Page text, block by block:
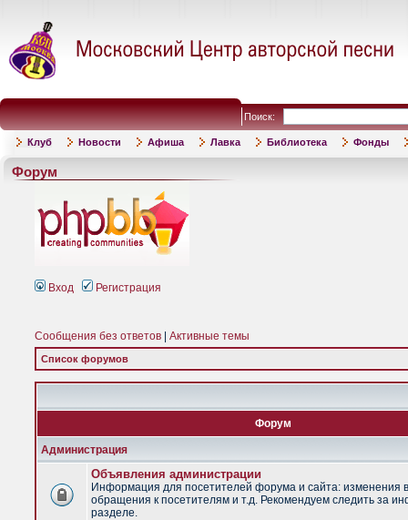
Поиск:
Клуб Новости Афиша Лавка Библиотека Фонды
Форум
Вход Регистрация
Сообщения без ответов Активные темы
Список форумов
Форум
Администрация
Объявления администрации
Информация для посетителей форума и сайта: изменения
обращения к посетителям и т.д. Рекомендуем следить за
разделе.